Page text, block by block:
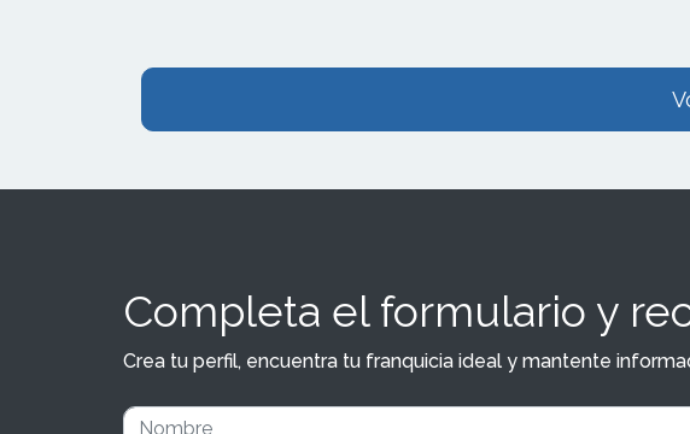
Completa el formulario y
Crea tu perfil, encuentra tu franquicia ideal y mantente